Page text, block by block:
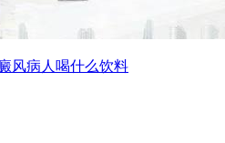
风病人喝什么饮料